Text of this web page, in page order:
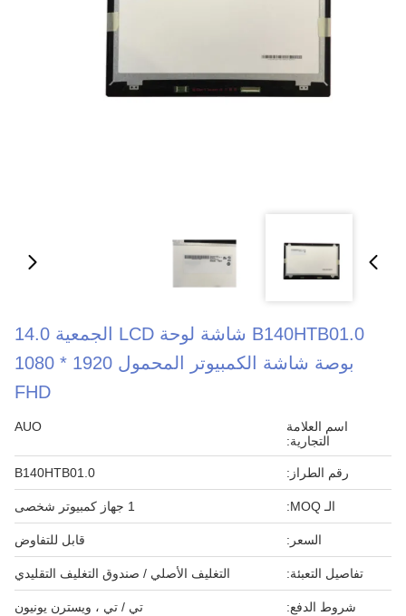
B140HTB01.0 شاشة لوحة LCD الجمعية 14.0
بوصة شاشة الكمبيوتر المحمول 1920 * 1080
FHD
اسم العلامة
التجارية:
AUO
رقم الطراز: B140HTB01.0
الـ MOQ: 1 جهاز كمبيوتر شخصى
السعر: قابل للتفاوض
تفاصيل التعبئة: التغليف الأصلي / صندوق التغليف التقليدي
شروط الدفع: تي / تي ، ويسترن يونيون